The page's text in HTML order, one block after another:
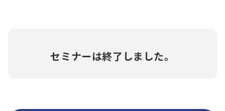
セミナーは終了しました。